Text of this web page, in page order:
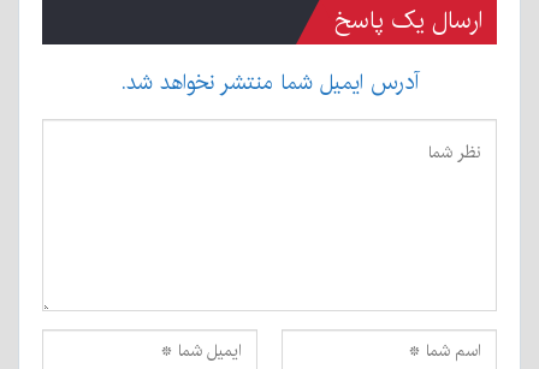
ارسال یک پاسخ
آدرس ایمیل شما منتشر نخواهد شد.